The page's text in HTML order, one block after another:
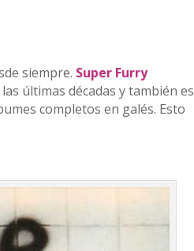
siempre. Super Furry
últimas décadas y también es
completos en galés. Esto